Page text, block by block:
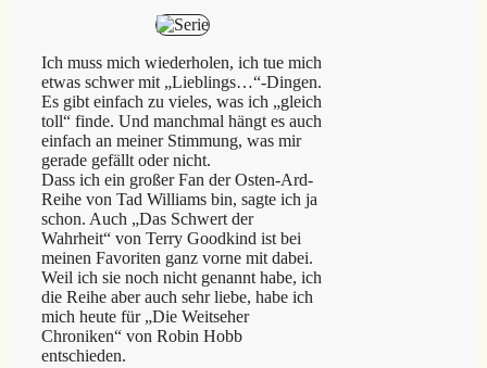
Ich muss mich wiederholen, ich tue mich
etwas schwer mit „Lieblings…“-Dingen.
Es gibt einfach zu vieles, was ich „gleich
toll“ finde. Und manchmal hängt es auch
einfach an meiner Stimmung, was mir
gerade gefällt oder nicht.
Dass ich ein großer Fan der Osten-Ard-
Reihe von Tad Williams bin, sagte ich ja
schon. Auch „Das Schwert der
Wahrheit“ von Terry Goodkind ist bei
meinen Favoriten ganz vorne mit dabei.
Weil ich sie noch nicht genannt habe, ich
die Reihe aber auch sehr liebe, habe ich
mich heute für „Die Weitseher
Chroniken“ von Robin Hobb
entschieden.